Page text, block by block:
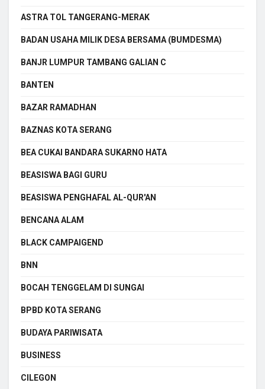
ASTRA TOL TANGERANG-MERAK
BADAN USAHA MILIK DESA BERSAMA (BUMDESMA)
BANJR LUMPUR TAMBANG GALIAN C
BANTEN
BAZAR RAMADHAN
BAZNAS KOTA SERANG
BEA CUKAI BANDARA SUKARNO HATA
BEASISWA BAGI GURU
BEASISWA PENGHAFAL AL-QUR'AN
BENCANA ALAM
BLACK CAMPAIGEND
BNN
BOCAH TENGGELAM DI SUNGAI
BPBD KOTA SERANG
BUDAYA PARIWISATA
BUSINESS
CILEGON